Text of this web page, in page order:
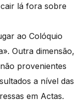
lá fora sobre
ao Colóquio
Outra dimensão,
provenientes
a nível das
em Actas.